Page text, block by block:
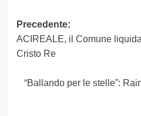
Navigazione
articolo
Precedente:
ACIREALE, il Comune
Cristo Re
“Ballando per le stelle”: